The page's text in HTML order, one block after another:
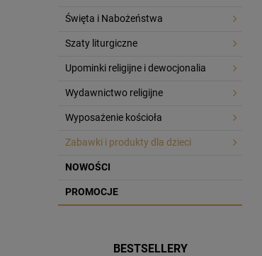
Święta i Nabożeństwa
Szaty liturgiczne
Upominki religijne i dewocjonalia
Wydawnictwo religijne
Wyposażenie kościoła
Zabawki i produkty dla dzieci
NOWOŚCI
PROMOCJE
BESTSELLERY